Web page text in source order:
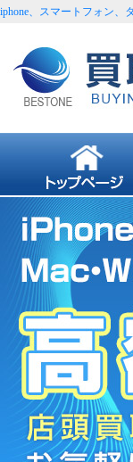
iphone、スマートフォン、